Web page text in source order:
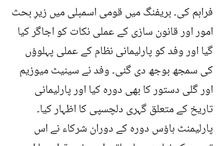
فراہم کی۔ بریفنگ میں قومی اسمبلی میں زیرِ بحث
امور اور قانون سازی کے عملی نکات کو اجاگر کیا
گیا اور وفد کو پارلیمانی نظام کے عملی پہلوؤں
کی سمجھ بوجھ دی گئی۔ وفد نے سینیٹ میوزیم
اور گلی دستور کا بھی دورہ کیا اور پارلیمانی
تاریخ کے متعلق گہری دلچسپی کا اظہار کیا۔
پارلیمنٹ ہاؤس دورہ کے دوران شرکاء نے اس